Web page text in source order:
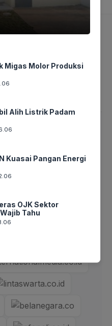
Disklaimer
Privacy
Migas Molor Produksi
Alih Listrik Padam
Kuasai Pangan Energi
OJK Sektor
Tahu